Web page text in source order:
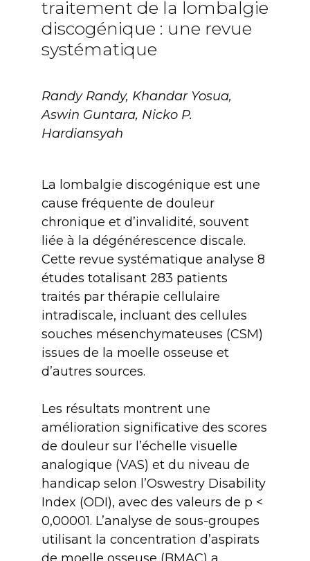
traitement de la lombalgie
discogénique : une revue
systématique
Randy Randy, Khandar Yosua,
Aswin Guntara, Nicko P.
Hardiansyah
La lombalgie discogénique est une
cause fréquente de douleur
chronique et d’invalidité, souvent
liée à la dégénérescence discale.
Cette revue systématique analyse 8
études totalisant 283 patients
traités par thérapie cellulaire
intradiscale, incluant des cellules
souches mésenchymateuses (CSM)
issues de la moelle osseuse et
d’autres sources.
Les résultats montrent une
amélioration significative des scores
de douleur sur l’échelle visuelle
analogique (VAS) et du niveau de
handicap selon l’Oswestry Disability
Index (ODI), avec des valeurs de p <
0,00001. L’analyse de sous-groupes
utilisant la concentration d’aspirats